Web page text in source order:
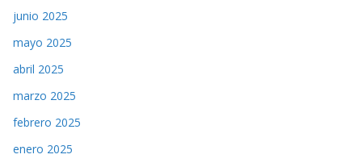
junio 2025
mayo 2025
abril 2025
marzo 2025
febrero 2025
enero 2025